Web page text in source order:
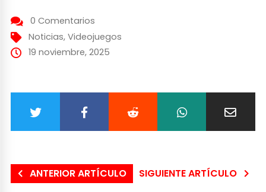
0 Comentarios
Noticias, Videojuegos
19 noviembre, 2025
ANTERIOR ARTÍCULO SIGUIENTE ARTÍCULO